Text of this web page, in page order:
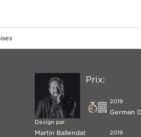
Design par
Martin Ballendat
Prix:
2019
German
2019